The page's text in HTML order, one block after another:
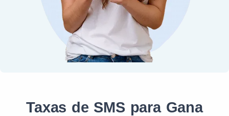
Taxas de SMS para Gana